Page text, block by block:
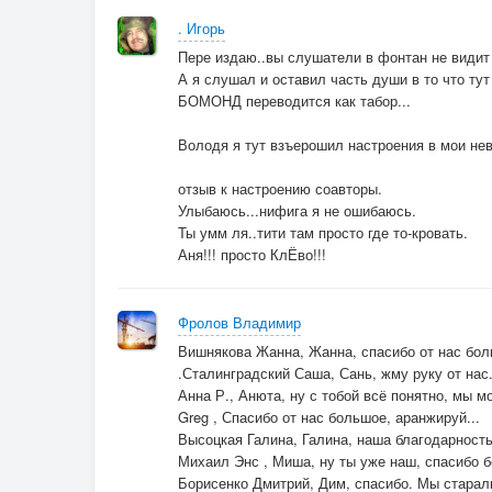
. Игорь
Пере издаю..вы слушатели в фонтан не
А я слушал и оставил часть души в то что
БОМОНД переводится как табор...
Володя я тут взъерошил настроения в мои
отзыв к настроению соавторы.
Улыбаюсь...нифига я не ошибаюсь.
Ты умм ля..тити там просто где то-кровать.
Аня!!! просто КлЁво!!!
Фролов Владимир
Вишнякова Жанна, Жанна, спасибо от нас
.Сталинградский Саша, Сань, жму руку от
Анна Р., Анюта, ну с тобой всё понятно, мы
Greg , Спасибо от нас большое, аранжируй...
Высоцкая Галина, Галина, наша
Михаил Энс , Миша, ну ты уже наш, спасибо
Борисенко Дмитрий, Дим, спасибо. Мы